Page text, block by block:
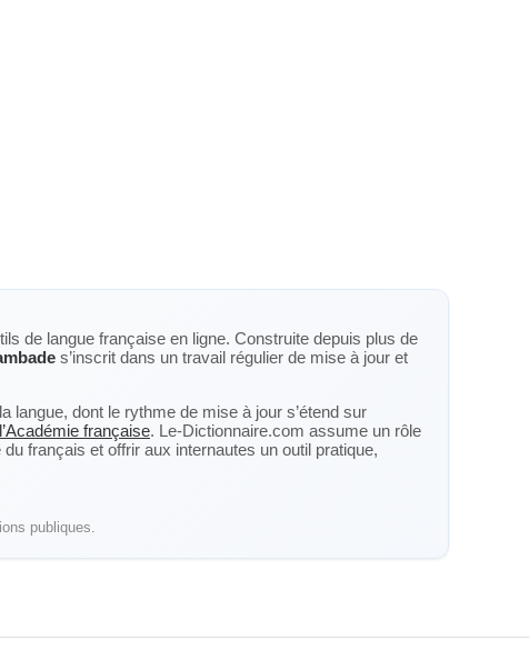
de langue française en ligne. Construite depuis plus de
s’inscrit dans un travail régulier de mise à jour et
langue, dont le rythme de mise à jour s’étend sur
française. Le-Dictionnaire.com assume un rôle
français et offrir aux internautes un outil pratique,
publiques.